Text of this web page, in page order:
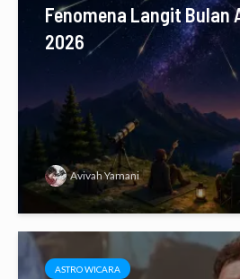
Fenomena Langit Bulan
2026
Avivah Yamani
ASTRO WICARA